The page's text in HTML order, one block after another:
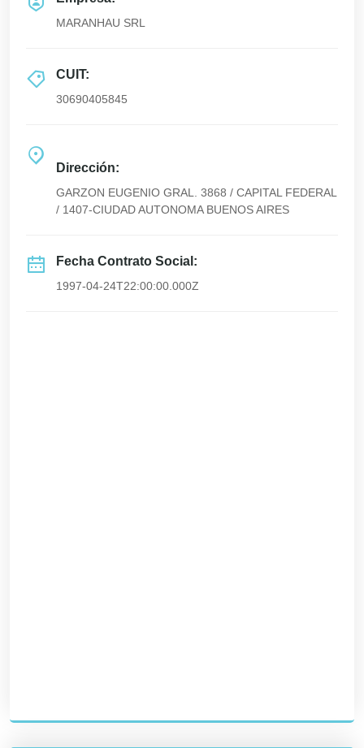
MARANHAU SRL
CUIT:
30690405845
Dirección:
GARZON EUGENIO GRAL. 3868 / CAPITAL FEDERAL
/ 1407-CIUDAD AUTONOMA BUENOS AIRES
Fecha Contrato Social:
1997-04-24T22:00:00.000Z